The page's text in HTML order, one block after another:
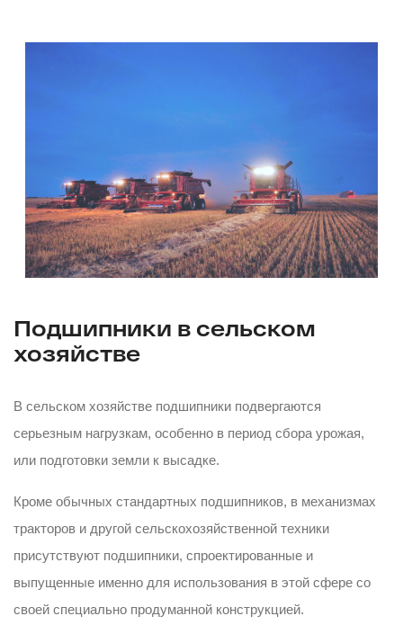
Подшипники в сельском
хозяйстве
В сельском хозяйстве подшипники подвергаются
серьезным нагрузкам, особенно в период сбора урожая,
или подготовки земли к высадке.
Кроме обычных стандартных подшипников, в механизмах
тракторов и другой сельскохозяйственной техники
присутствуют подшипники, спроектированные и
выпущенные именно для использования в этой сфере со
своей специально продуманной конструкцией.